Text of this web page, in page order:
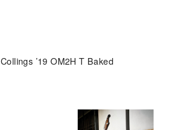
Collings ’19 OM2H T Baked